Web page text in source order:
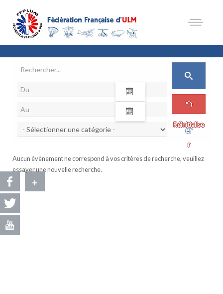
Recherch
er
Réinitialise
r
Aucun évènement ne correspond à vos critères de recherche, veuillez
essayer une nouvelle recherche.
+